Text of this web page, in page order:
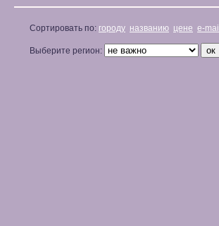
Сортировать по: городу названию цене e-mail
Выберите регион: